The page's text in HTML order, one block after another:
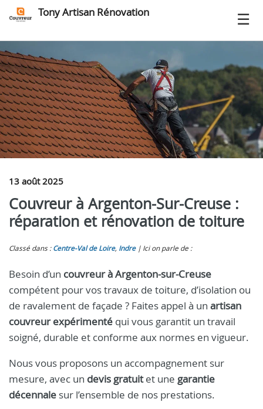
Tony Artisan Rénovation
13 août 2025
Couvreur à Argenton-Sur-Creuse :
réparation et rénovation de toiture
Classé dans : Centre-Val de Loire, Indre Ici on parle de :
Besoin d’un couvreur à Argenton-sur-Creuse
compétent pour vos travaux de toiture, d’isolation ou
de ravalement de façade ? Faites appel à un artisan
couvreur expérimenté qui vous garantit un travail
soigné, durable et conforme aux normes en vigueur.
Nous vous proposons un accompagnement sur
mesure, avec un devis gratuitet une garantie
décennale sur l’ensemble de nos prestations.